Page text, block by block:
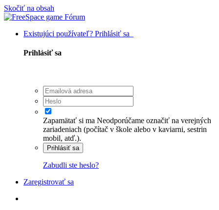
Skočiť na obsah
Existujúci používateľ? Prihlásiť sa
Prihlásiť sa
Zapamätať si ma Neodporúčame označiť na verejných
zariadeniach (počítač v škole alebo v kaviarni, sestrin
mobil, atď.).
Prihlásiť sa
Zabudli ste heslo?
Zaregistrovať sa